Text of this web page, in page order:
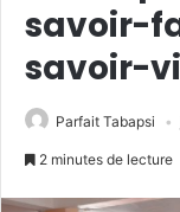
savoir-
savoir-
Parfait Tabapsi
2 minutes de lecture